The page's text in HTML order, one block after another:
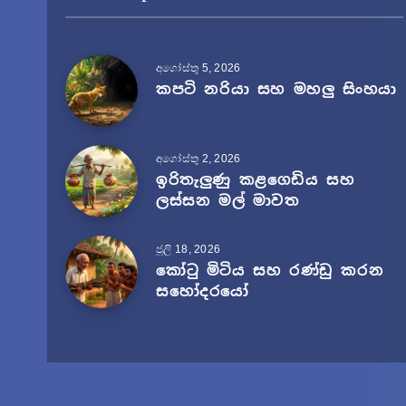
අගෝස්තු 5, 2026
කපටි නරියා සහ මහලු සිංහයා
අගෝස්තු 2, 2026
ඉරිතැලුණු කළගෙඩිය සහ
ලස්සන මල් මාවත
ජූලි 18, 2026
කෝටු මිටිය සහ රණ්ඩු කරන
සහෝදරයෝ